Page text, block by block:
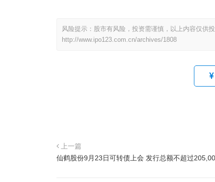
风险提示：股市有风险，投资需谨慎，以上内容仅供
http://www.ipo123.com.cn/archives/1808
上一篇
仙鹤股份9月23日可转债上会 发行总额不超过